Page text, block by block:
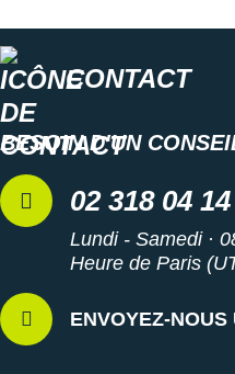
CONTACT
BESOIN D'UN
02 318 04 14
Lundi - Samedi ·
Heure de Paris
ENVOYEZ-